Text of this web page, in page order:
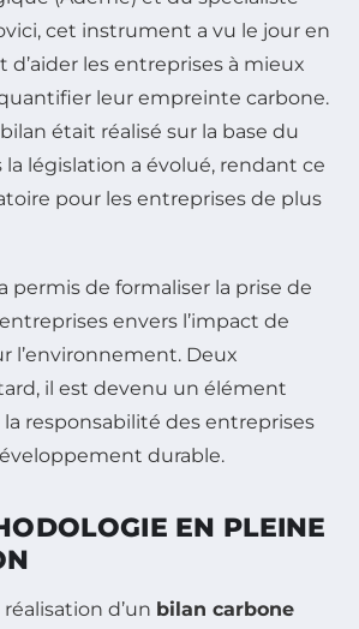
cet instrument a vu le jour en
d’aider les entreprises à mieux
leur empreinte carbone.
était réalisé sur la base du
législation a évolué, rendant ce
pour les entreprises de plus
permis de formaliser la prise de
envers l’impact de
l’environnement. Deux
il est devenu un élément
responsabilité des entreprises
durable.
EN PLEINE
d’un bilan carbone